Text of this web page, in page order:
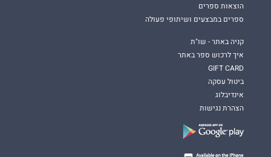
הוצאות ספרים
ספרים במבצעים ושיתופי פעולה
קניה באתר - שו"ת
איך לרכוש ספר באתר
GIFT CARD
ביטול עסקה
אינדיבלוג
הצהרת נגישות